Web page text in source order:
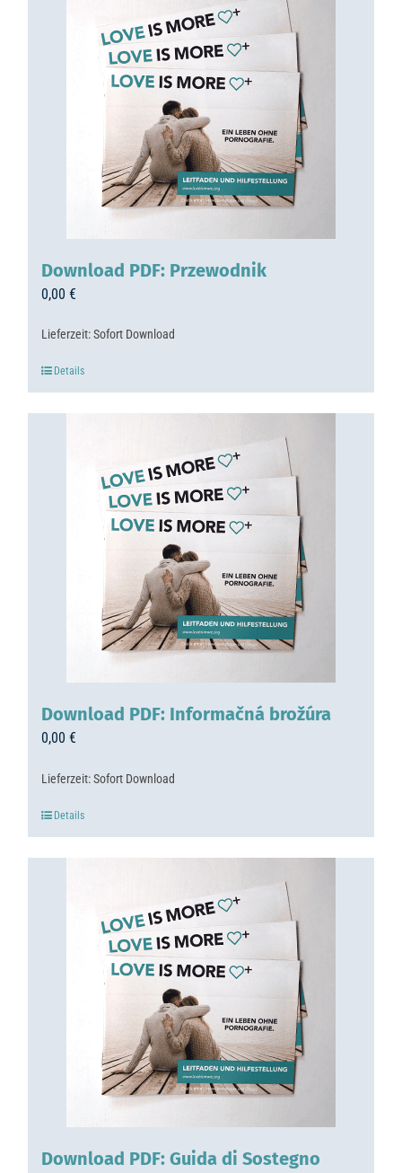
Download PDF: Przewodnik
0,00 €
Lieferzeit:Sofort Download
Details
Download PDF: Informačná brožúra
0,00 €
Lieferzeit:Sofort Download
Details
Download PDF: Guida di Sostegno